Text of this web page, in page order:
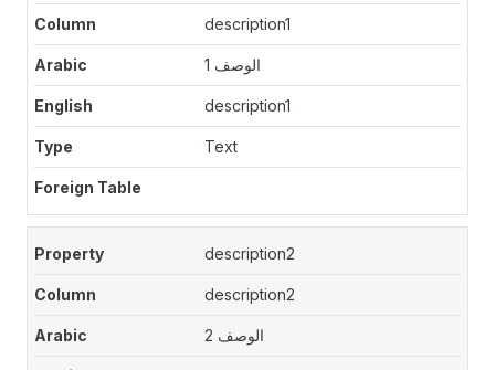
description1
الوصف 1
description1
Text
description2
description2
الوصف 2